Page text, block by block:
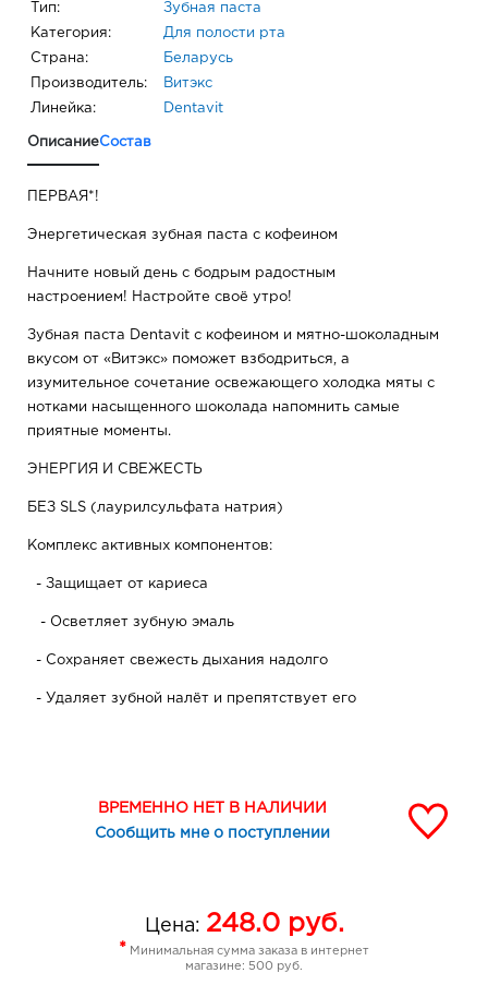
Тип: Зубная паста
Категория: Для полости рта
Страна: Беларусь
Производитель: Витэкс
Линейка: Dentavit
ОписаниеСостав
ПЕРВАЯ*!
Энергетическая зубная паста с кофеином
Начните новый день с бодрым радостным
настроением! Настройте своё утро!
Зубная паста Dentavit с кофеином и мятно-шоколадным
вкусом от «Витэкс» поможет взбодриться, а
изумительное сочетание освежающего холодка мяты с
нотками насыщенного шоколада напомнить самые
приятные моменты.
ЭНЕРГИЯ И СВЕЖЕСТЬ
БЕЗ SLS (лаурилсульфата натрия)
Комплекс активных компонентов:
- Защищает от кариеса
- Осветляет зубную эмаль
- Сохраняет свежесть дыхания надолго
- Удаляет зубной налёт и препятствует его
дополнительный прилив энергии, как от чашки
утреннего кофе.
настроение и зарядить оптимизмом на целый день!
*В ассортименте ЗАО "ВИТЭКС"
ВРЕМЕННО НЕТ В НАЛИЧИИ
Сообщить мне о поступлении
Цена: 248.0руб.
* Минимальная сумма заказа в интернет
магазине: 500 руб.